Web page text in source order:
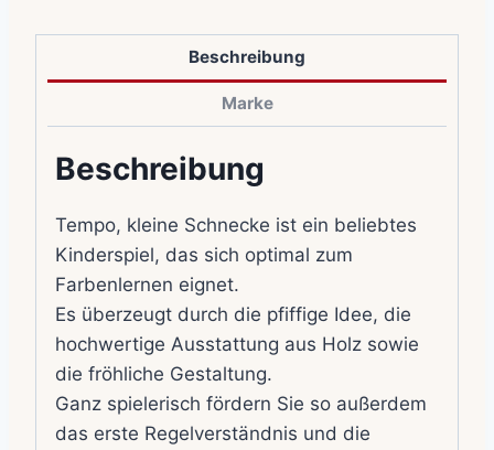
Beschreibung
Marke
Beschreibung
Tempo, kleine Schnecke ist ein beliebtes
Kinderspiel, das sich optimal zum
Farbenlernen eignet.
Es überzeugt durch die pfiffige Idee, die
hochwertige Ausstattung aus Holz sowie
die fröhliche Gestaltung.
Ganz spielerisch fördern Sie so außerdem
das erste Regelverständnis und die